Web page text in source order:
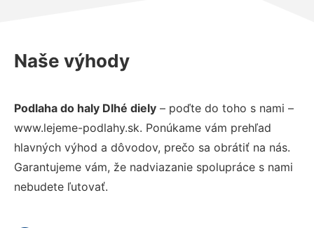
Naše výhody
Podlaha do haly Dlhé diely – poďte do toho s nami –
www.lejeme-podlahy.sk. Ponúkame vám prehľad
hlavných výhod a dôvodov, prečo sa obrátiť na nás.
Garantujeme vám, že nadviazanie spolupráce s nami
nebudete ľutovať.